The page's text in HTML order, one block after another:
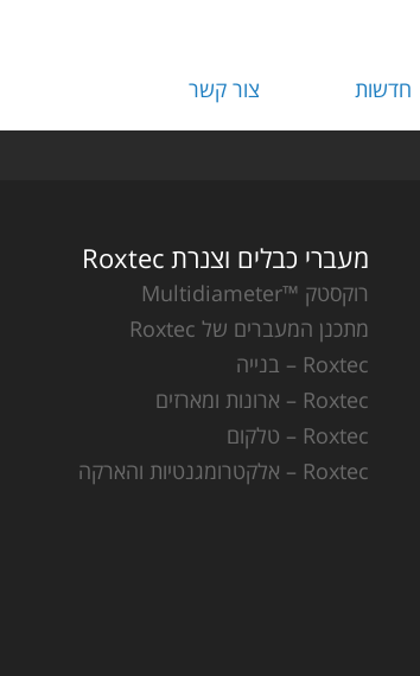
חדשות צור קשר
מעברי כבלים וצנרת Roxtec
רוקסטק ™Multidiameter
מתכנן המעברים של Roxtec
Roxtec – בנייה
Roxtec – ארונות ומארזים
Roxtec – טלקום
Roxtec – אלקטרומגנטיות והארקה